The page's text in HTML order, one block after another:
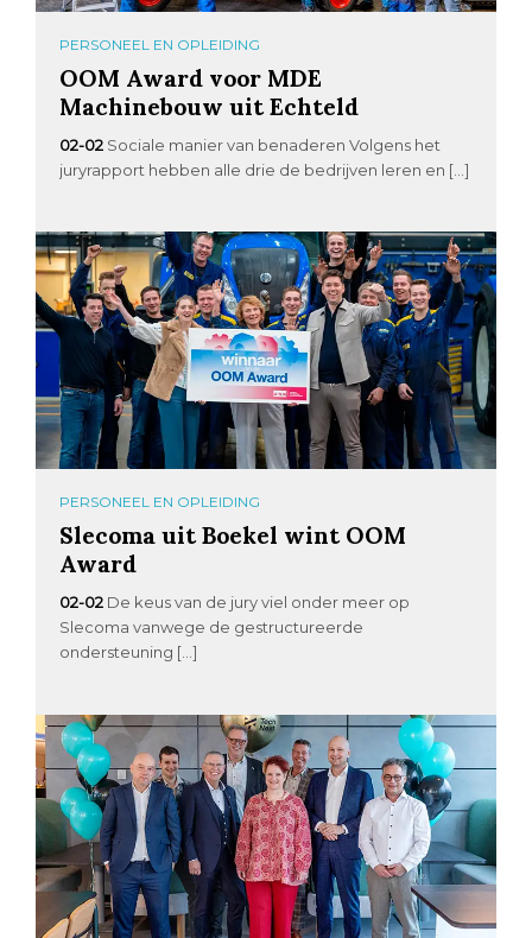
PERSONEEL EN OPLEIDING
OOM Award voor MDE
Machinebouw uit Echteld
02-02 Sociale manier van benaderen Volgens het
juryrapport hebben alle drie de bedrijven leren en […]
PERSONEEL EN OPLEIDING
Slecoma uit Boekel wint OOM
Award
02-02 De keus van de jury viel onder meer op
Slecoma vanwege de gestructureerde
ondersteuning […]